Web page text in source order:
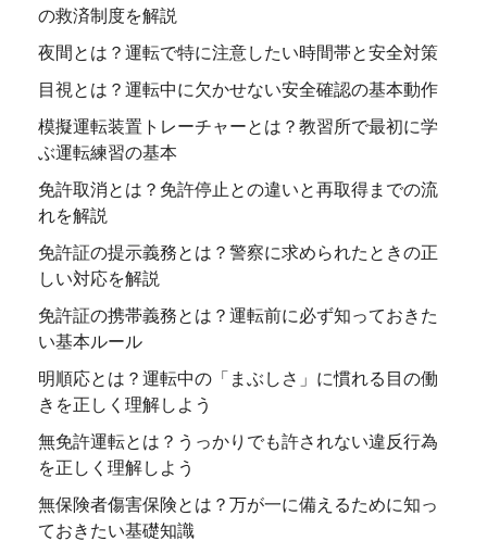
の救済制度を解説
夜間とは？運転で特に注意したい時間帯と安全対策
目視とは？運転中に欠かせない安全確認の基本動作
模擬運転装置トレーチャーとは？教習所で最初に学
ぶ運転練習の基本
免許取消とは？免許停止との違いと再取得までの流
れを解説
免許証の提示義務とは？警察に求められたときの正
しい対応を解説
免許証の携帯義務とは？運転前に必ず知っておきた
い基本ルール
明順応とは？運転中の「まぶしさ」に慣れる目の働
きを正しく理解しよう
無免許運転とは？うっかりでも許されない違反行為
を正しく理解しよう
無保険者傷害保険とは？万が一に備えるために知っ
ておきたい基礎知識